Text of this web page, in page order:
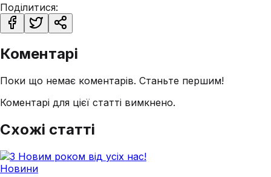
Поділитися:
Коментарі
Поки що немає коментарів. Станьте першим!
Коментарі для цієї статті вимкнено.
Схожі статті
Новини